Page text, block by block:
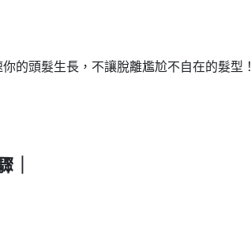
你的頭髮生長，不讓脫離尷尬不自在的髮型！
｜